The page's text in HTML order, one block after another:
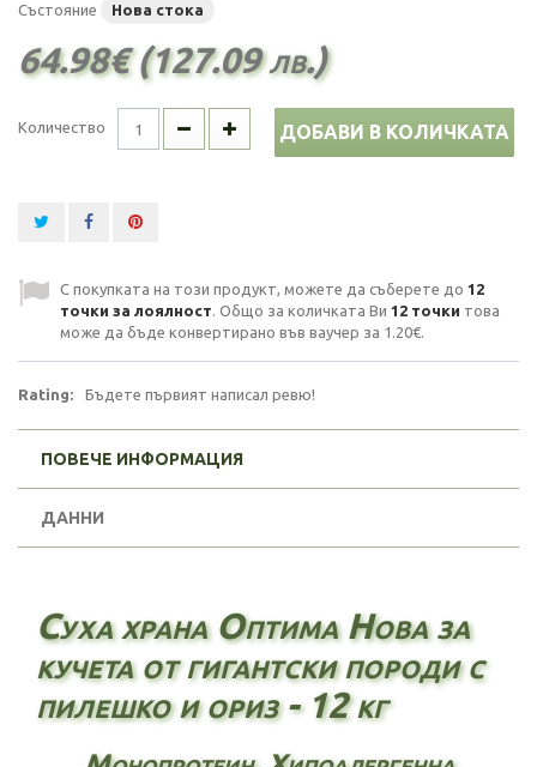
Състояние Нова стока
64.98€ (127.09 лв.)
Количество ДОБАВИ В КОЛИЧКАТА
С покупката на този продукт, можете да съберете до 12
точки за лоялност. Общо за количката Ви 12 точки това
може да бъде конвертирано във ваучер за 1.20€.
Rating: Бъдете първият написал ревю!
ПОВЕЧЕ ИНФОРМАЦИЯ
ДАННИ
Суха храна Оптима Нова за
кучета от гигантски породи с
пилешко и ориз - 12 кг